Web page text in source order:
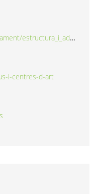
http://cultura.gencat.cat/ca/departament/estructura_i_adreces/organismes/icec/organisme/llibre_blanc
i-centres-d-art